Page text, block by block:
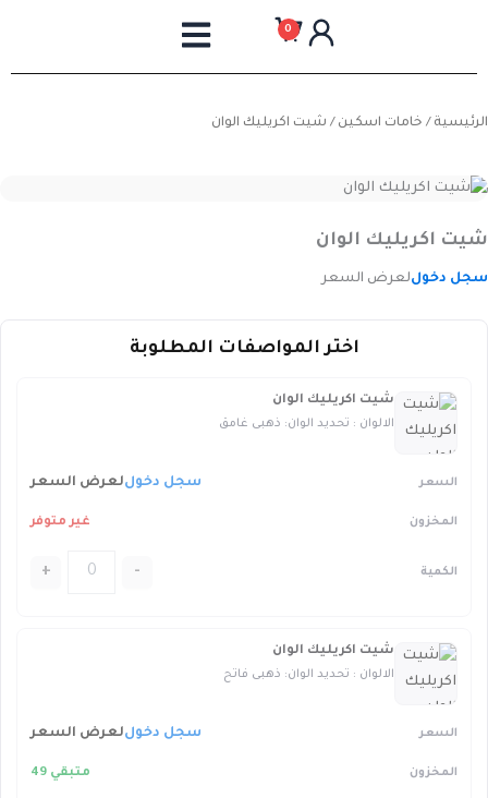
0
الرئيسية / خامات اسكين / شيت اكريليك الوان
شيت اكريليك الوان
سجل دخوللعرض السعر
اختر المواصفات المطلوبة
شيت اكريليك الوان
الالوان : تحديد الوان: ذهبى غامق
سجل دخوللعرض السعر
غير متوفر
-
+
شيت اكريليك الوان
الالوان : تحديد الوان: ذهبى فاتح
سجل دخوللعرض السعر
متبقي 49